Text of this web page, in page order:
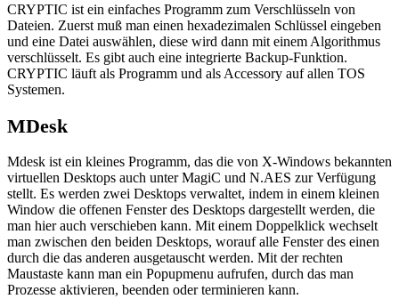
CRYPTIC ist ein einfaches Programm zum Verschlüsseln von
Dateien. Zuerst muß man einen hexadezimalen Schlüssel eingeben
und eine Datei auswählen, diese wird dann mit einem Algorithmus
verschlüsselt. Es gibt auch eine integrierte Backup-Funktion.
CRYPTIC läuft als Programm und als Accessory auf allen TOS
Systemen.
MDesk
Mdesk ist ein kleines Programm, das die von X-Windows bekannten
virtuellen Desktops auch unter MagiC und N.AES zur Verfügung
stellt. Es werden zwei Desktops verwaltet, indem in einem kleinen
Window die offenen Fenster des Desktops dargestellt werden, die
man hier auch verschieben kann. Mit einem Doppelklick wechselt
man zwischen den beiden Desktops, worauf alle Fenster des einen
durch die das anderen ausgetauscht werden. Mit der rechten
Maustaste kann man ein Popupmenu aufrufen, durch das man
Prozesse aktivieren, beenden oder terminieren kann.